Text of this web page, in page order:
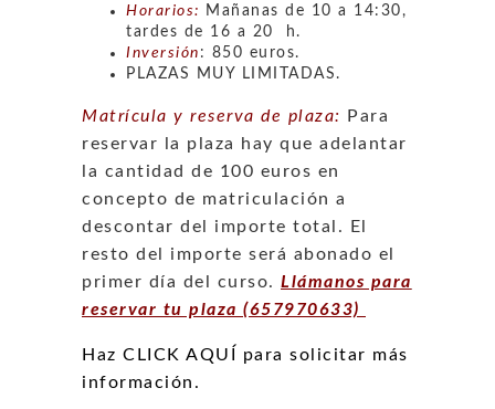
Horarios:
Mañanas de 10 a 14:30,
tardes de 16 a 20 h.
Inversión : 850 euros.
PLAZAS MUY LIMITADAS.
Matrícula y reserva de plaza:
Para
reservar la plaza hay que adelantar
la cantidad de 100 euros en
concepto de matriculación a
descontar del importe total. El
resto del importe será abonado el
primer día del curso. Llámanos para
reservar tu plaza (657970633)
Haz CLICK AQUÍ para solicitar más
información.